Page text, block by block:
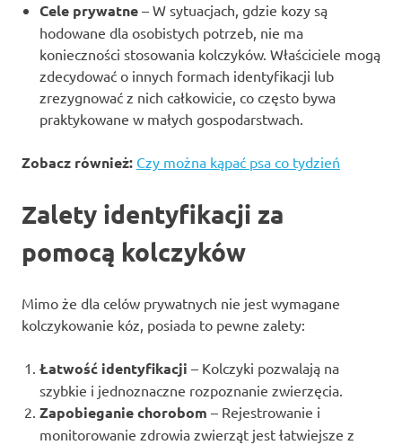
Cele prywatne – W sytuacjach, gdzie kozy są
hodowane dla osobistych potrzeb, nie ma
konieczności stosowania kolczyków. Właściciele mogą
zdecydować o innych formach identyfikacji lub
zrezygnować z nich całkowicie, co często bywa
praktykowane w małych gospodarstwach.
Zobacz również: Czy można kąpać psa co tydzień
Zalety identyfikacji za
pomocą kolczyków
Mimo że dla celów prywatnych nie jest wymagane
kolczykowanie kóz, posiada to pewne zalety:
Łatwość identyfikacji – Kolczyki pozwalają na
szybkie i jednoznaczne rozpoznanie zwierzęcia.
Zapobieganie chorobom – Rejestrowanie i
monitorowanie zdrowia zwierząt jest łatwiejsze z